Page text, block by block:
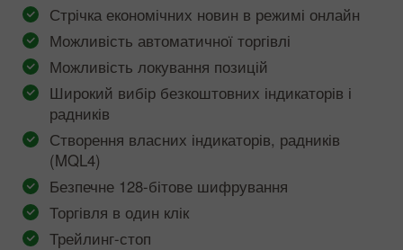
Стрічка економічних новин в режимі онлайн
Можливість автоматичної торгівлі
Можливість локування позицій
Широкий вибір безкоштовних індикаторів і
радників
Створення власних індикаторів, радників
(MQL4)
Безпечне 128-бітове шифрування
Торгівля в один клік
Трейлинг-стоп